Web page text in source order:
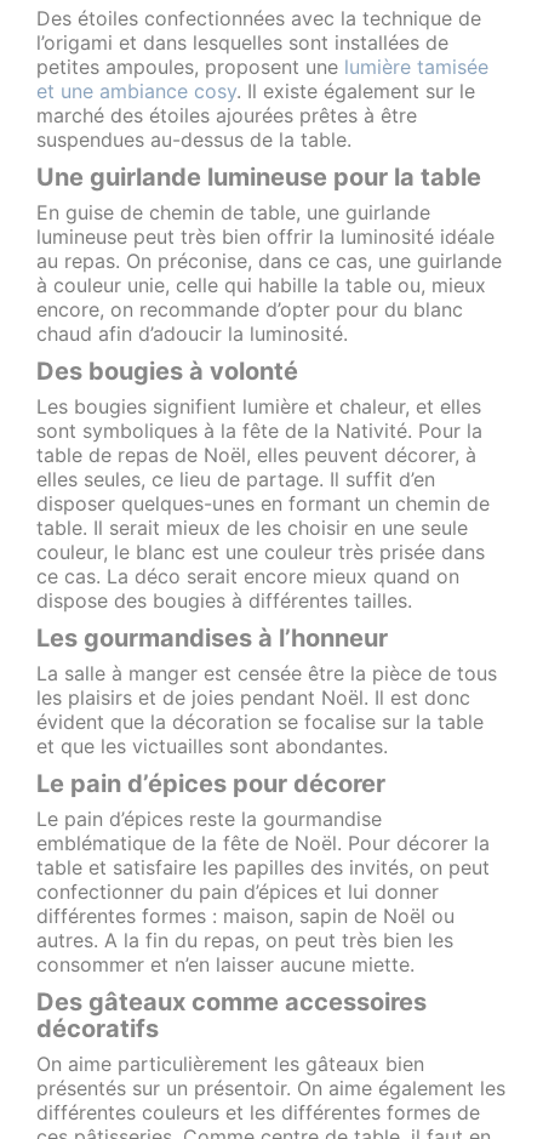
Des étoiles confectionnées avec la technique de
l’origami et dans lesquelles sont installées de
petites ampoules, proposent une lumière tamisée
et une ambiance cosy. Il existe également sur le
marché des étoiles ajourées prêtes à être
suspendues au-dessus de la table.
Une guirlande lumineuse pour la table
En guise de chemin de table, une guirlande
lumineuse peut très bien offrir la luminosité idéale
au repas. On préconise, dans ce cas, une guirlande
à couleur unie, celle qui habille la table ou, mieux
encore, on recommande d’opter pour du blanc
chaud afin d’adoucir la luminosité.
Des bougies à volonté
Les bougies signifient lumière et chaleur, et elles
sont symboliques à la fête de la Nativité. Pour la
table de repas de Noël, elles peuvent décorer, à
elles seules, ce lieu de partage. Il suffit d’en
disposer quelques-unes en formant un chemin de
table. Il serait mieux de les choisir en une seule
couleur, le blanc est une couleur très prisée dans
ce cas. La déco serait encore mieux quand on
dispose des bougies à différentes tailles.
Les gourmandises à l’honneur
La salle à manger est censée être la pièce de tous
les plaisirs et de joies pendant Noël. Il est donc
évident que la décoration se focalise sur la table
et que les victuailles sont abondantes.
Le pain d’épices pour décorer
Le pain d’épices reste la gourmandise
emblématique de la fête de Noël. Pour décorer la
table et satisfaire les papilles des invités, on peut
confectionner du pain d’épices et lui donner
différentes formes : maison, sapin de Noël ou
autres. A la fin du repas, on peut très bien les
consommer et n’en laisser aucune miette.
Des gâteaux comme accessoires
décoratifs
On aime particulièrement les gâteaux bien
présentés sur un présentoir. On aime également les
différentes couleurs et les différentes formes de